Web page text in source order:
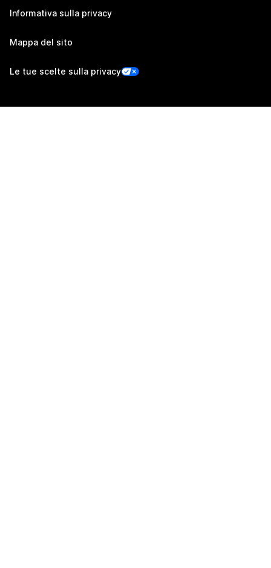
Informativa sulla privacy
Mappa del sito
Le tue scelte sulla privacy